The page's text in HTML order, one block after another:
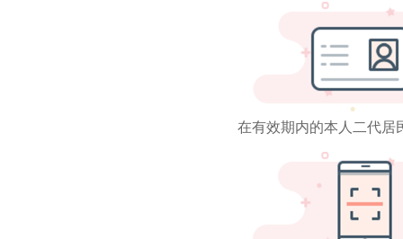
在有效期内的本人二代居